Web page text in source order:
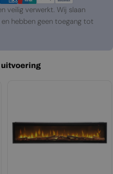
veilig verwerkt. Wij slaan
hebben geen toegang tot
uitvoering